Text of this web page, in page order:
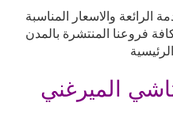
الرائعة والاسعار المناسبة
فروعنا المنتشرة بالمدن
الميرغني